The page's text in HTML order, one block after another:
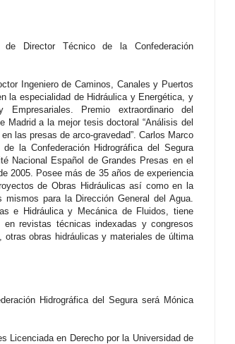
Director Técnico de la Confederación
Ingeniero de Caminos, Canales y Puertos
la especialidad de Hidráulica y Energética, y
Premio extraordinario del
Madrid a la mejor tesis doctoral “Análisis del
las presas de arco-gravedad”. Carlos Marco
la Confederación Hidrográfica del Segura
Nacional Español de Grandes Presas en el
2005. Posee más de 35 años de experiencia
de Obras Hidráulicas así como en la
para la Dirección General del Agua.
e Hidráulica y Mecánica de Fluidos, tiene
revistas técnicas indexadas y congresos
otras obras hidráulicas y materiales de última
Hidrográfica del Segura será Mónica
Licenciada en Derecho por la Universidad de